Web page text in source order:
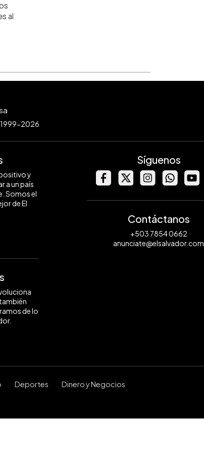
al
1999-2026
y
a un país
Somos el
de El
de lo
Síguenos
Contáctanos
+503 7854 0662
anunciate@elsalvador.com
Deportes Dinero y Negocios